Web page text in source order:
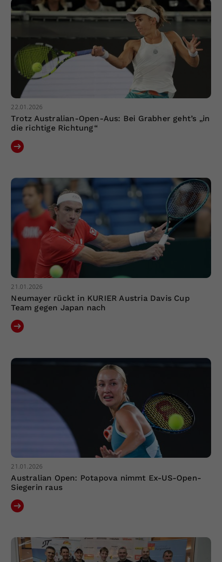
22.01.2026
Trotz Australian-Open-Aus: Bei Grabher geht’s „in
die richtige Richtung“
21.01.2026
Neumayer rückt in KURIER Austria Davis Cup
Team gegen Japan nach
21.01.2026
Australian Open: Potapova nimmt Ex-US-Open-
Siegerin raus